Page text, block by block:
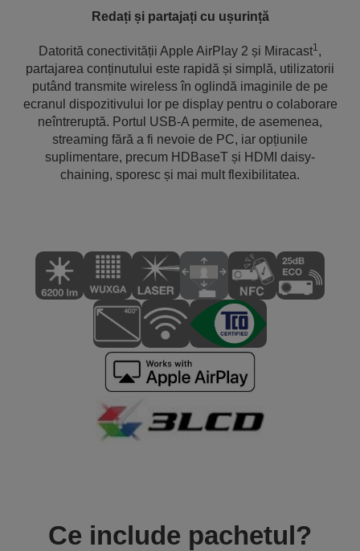
Redați și partajați cu ușurință
Datorită conectivității Apple AirPlay 2 și Miracast1,
partajarea conținutului este rapidă și simplă, utilizatorii
putând transmite wireless în oglindă imaginile de pe
ecranul dispozitivului lor pe display pentru o colaborare
neîntreruptă. Portul USB-A permite, de asemenea,
streaming fără a fi nevoie de PC, iar opțiunile
suplimentare, precum HDBaseT și HDMI daisy-
chaining, sporesc și mai mult flexibilitatea.
Ce include pachetul?